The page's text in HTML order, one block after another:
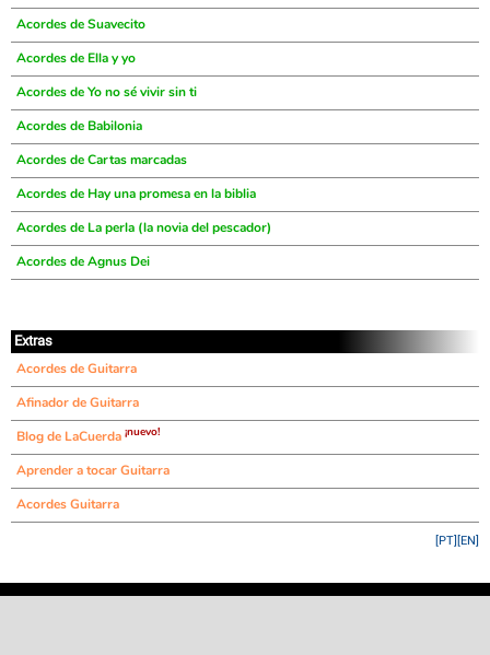
Acordes de Suavecito
Acordes de Ella y yo
Acordes de Yo no sé vivir sin ti
Acordes de Babilonia
Acordes de Cartas marcadas
Acordes de Hay una promesa en la biblia
Acordes de La perla (la novia del pescador)
Acordes de Agnus Dei
Extras
Acordes de Guitarra
Afinador de Guitarra
Blog de LaCuerda ¡nuevo!
Aprender a tocar Guitarra
Acordes Guitarra
[EN]
[PT]